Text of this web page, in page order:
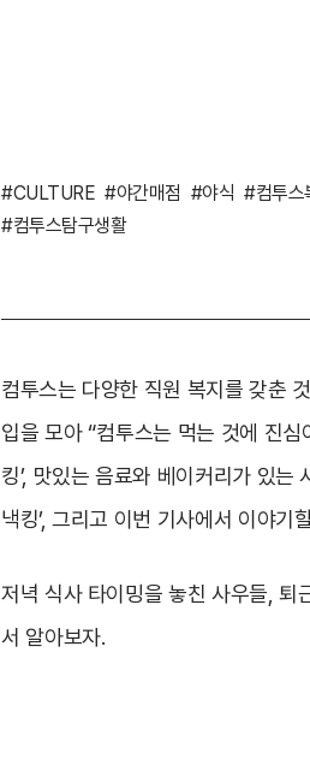
#CULTURE #야간매점 #야식 #컴투스
#컴투스탐구생활
컴투스는 다양한 직원 복지를 갖춘
입을 모아 “컴투스는 먹는 것에 진
킹’, 맛있는 음료와 베이커리가 있
낵킹’, 그리고 이번 기사에서 이야기
저녁 식사 타이밍을 놓친 사우들, 퇴
서 알아보자.